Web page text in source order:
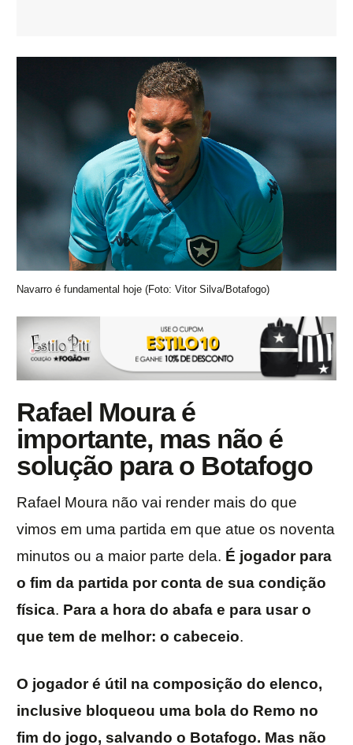
Navarro é fundamental hoje (Foto: Vitor Silva/Botafogo)
Rafael Moura é
importante, mas não é
solução para o Botafogo
Rafael Moura não vai render mais do que
vimos em uma partida em que atue os noventa
minutos ou a maior parte dela. É jogador para
o fim da partida por conta de sua condição
física. Para a hora do abafa e para usar o
que tem de melhor: o cabeceio.
O jogador é útil na composição do elenco,
inclusive bloqueou uma bola do Remo no
fim do jogo, salvando o Botafogo. Mas não